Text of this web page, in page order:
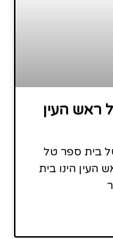
ראש העין
בית ספר טל
הינו בית